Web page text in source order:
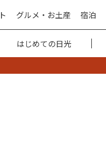
グルメ・お土産 宿泊
はじめての日光